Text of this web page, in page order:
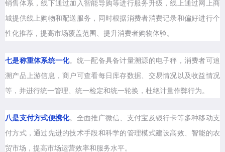
销售体系，线下通过加入智能导购等进行服务升级，线上通过网上商
城提供线上购物和配送服务，同时根据消费者消费记录和偏好进行个
性化推荐，提高市场覆盖范围、提升消费者购物体验。
七是称重体系统一化。统一配备具备计量溯源的电子秤，消费者可追
溯产品上游信息，商户可查看每日库存数据、交易情况以及收益情况
等，并进行统一管理、统一检定和统一轮换，杜绝计量作弊行为。
八是支付方式便携化。全面推广微信、支付宝及银行卡等多种移动支
付方式，通过先进的技术手段和科学的管理模式建设高效、智能的农
贸市场，提高市场运营效率和服务水平。